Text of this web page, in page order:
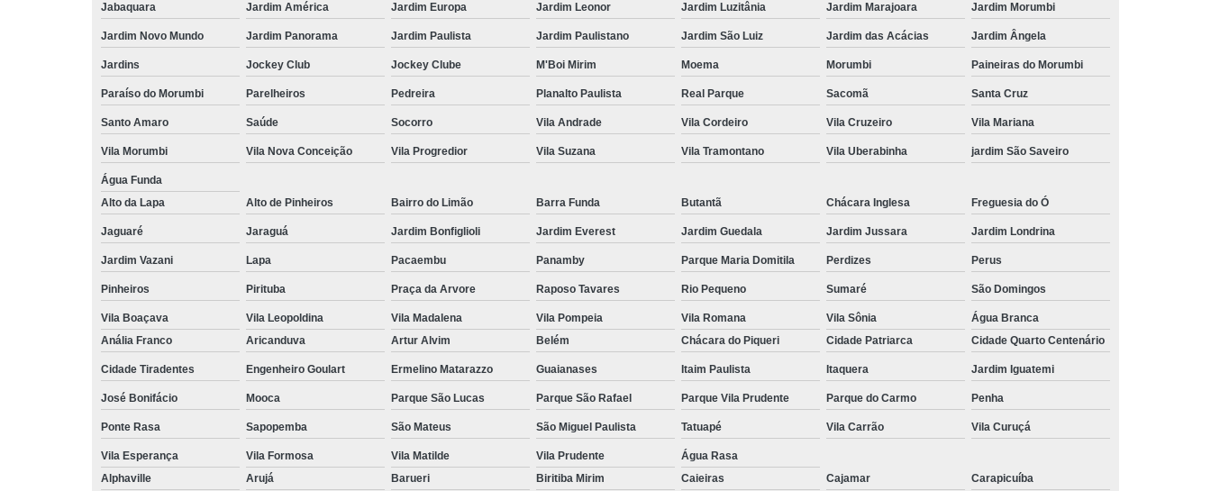
Ribbon para Impressora de Crachá Minas Gerais
Ribbon para Impressora de Etiqueta Rio de Janeiro
Ribbon para Zebra Gc420t Minas Gerais
Ribbon Zebra Zt230 Rio Grande do Sul
Jabaquara Jardim América Jardim Europa Jardim Leonor Jardim Luzitânia Jardim Marajoara Jardim Morumbi
Jardim Novo Mundo Jardim Panorama Jardim Paulista Jardim Paulistano Jardim São Luiz Jardim das Acácias Jardim Ângela
Jardins Jockey Club Jockey Clube M'Boi Mirim Moema Morumbi Paineiras do Morumbi
Paraíso do Morumbi Parelheiros Pedreira Planalto Paulista Real Parque Sacomã Santa Cruz
Santo Amaro Saúde Socorro Vila Andrade Vila Cordeiro Vila Cruzeiro Vila Mariana
Vila Morumbi Vila Nova Conceição Vila Progredior Vila Suzana Vila Tramontano Vila Uberabinha jardim São Saveiro
Água Funda
Alto da Lapa
Alto de Pinheiros Bairro do Limão Barra Funda Butantã Chácara Inglesa Freguesia do Ó
Jaguaré Jaraguá Jardim Bonfiglioli Jardim Everest Jardim Guedala Jardim Jussara Jardim Londrina
Jardim Vazani Lapa Pacaembu Panamby Parque Maria Domitila Perdizes Perus
Pinheiros Pirituba Praça da Arvore Raposo Tavares Rio Pequeno Sumaré São Domingos
Vila Boaçava Vila Leopoldina Vila Madalena Vila Pompeia Vila Romana Vila Sônia
Água Branca
Anália Franco
Aricanduva Artur Alvim Belém Chácara do Piqueri Cidade Patriarca Cidade Quarto Centenário
Cidade Tiradentes Engenheiro Goulart Ermelino Matarazzo Guaianases Itaim Paulista Itaquera Jardim Iguatemi
José Bonifácio Mooca Parque São Lucas Parque São Rafael Parque Vila Prudente Parque do Carmo Penha
Ponte Rasa Sapopemba São Mateus São Miguel Paulista Tatuapé Vila Carrão Vila Curuçá
Vila Esperança Vila Formosa Vila Matilde Vila Prudente
Água Rasa
Alphaville
Arujá Barueri Biritiba Mirim Caieiras Cajamar Carapicuíba